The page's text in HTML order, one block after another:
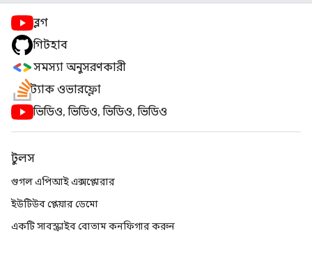
ব্লগ
গিটহাব
সমস্যা অনুসরণকারী
স্ট্যাক ওভারফ্লো
ভিডিও, ভিডিও, ভিডিও, ভিডিও
টুলস
গুগল এপিআই এক্সপ্লোরার
ইউটিউব প্লেয়ার ডেমো
একটি সাবস্ক্রাইব বোতাম কনফিগার করুন